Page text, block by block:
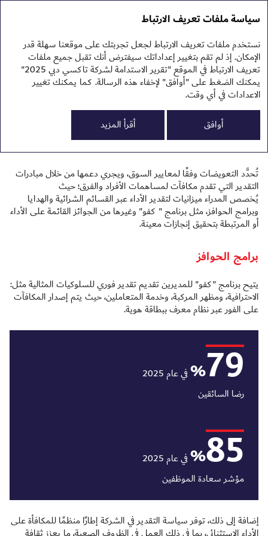
التقرير السنوي 2025
تقرير الاستدامة 2025
التحفيز والتقدير
تدعم شركة تاكسي دبي مشاركة الموظفين والسائقين من خلال
التعويضات التنافسية، والمزايا الشاملة، بالإضافة إلى نظام منهجي لتقدير
الأداء، وقد صُممت هذه الإجراءات لتعزيز تحفيز الموظفين، وتشجيع الأداء
تُحدَّد التعويضات وفقًا لمعايير السوق، ويجري دعمها من خلال مبادرات
التقدير التي تقدم مكافآت لمساهمات الأفراد والفرق؛ حيث
يُخصص المدراء ميزانيات لتقدير الأداء عبر القسائم الشرائية والهدايا
وبرامج الحوافز، مثل برنامج " كفو" وغيرها من الجوائز القائمة على الأداء
أو المرتبطة بتحقيق إنجازات معينة.
برامج الحوافز
يتيح برنامج "كفو" للمديرين تقديم تقدير فوري للسلوكيات المثالية مثل:
الاحترافية، ومظهر المركبة، وخدمة المتعاملين، حيث يتم إصدار المكافآت
على الفور عبر نظام معرف ببطاقة هوية.
79
%في عام 2025
رضا السائقين
85
%في عام 2025
مؤشر سعادة الموظفين
إضافة إلى ذلك، توفر سياسة التقدير في الشركة إطارًا منظمًا للمكافأة على
سياسة ملفات تعريف الارتباط
نستخدم ملفات تعريف الارتباط لجعل تجربتك على موقعنا سهلة قدر
الإمكان. إذ لم تقم بتغيير إعداداتك سيفترض أنك تقبل جميع ملفات
تعريف الارتباط في الموقع "تقرير الاستدامة لشركة تاكسي دبي 2025"
يمكنك الضغط على "أوافق" لإخفاء هذه الرسالة. كما يمكنك تغيير
الاعدادات في أي وقت.
أوافق
أقرأ المزيد